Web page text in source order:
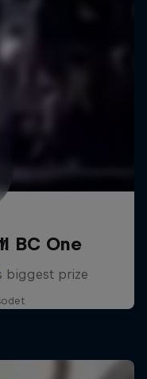
BC One
biggest prize